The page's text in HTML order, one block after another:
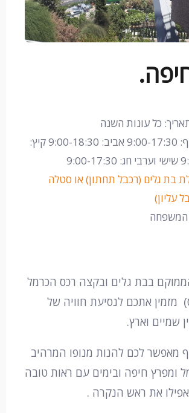
כל עונות השנה
שעות: חורף: 9:00-17:30 אביב: 9:00-18:30 קיץ:
בת גלים (רכבל תחתון) או סטלה
עליון)
המשפחה
בבת גלים ובקצה רכס הכרמל
מזמין אתכם לנסיעת חוויה של
שמיים וארץ.
מאפשר לכם להנות מנופו המרהיב
ומפרץ חיפה ובימים עם ראות טובה
אפילו את ראש הנקרה .